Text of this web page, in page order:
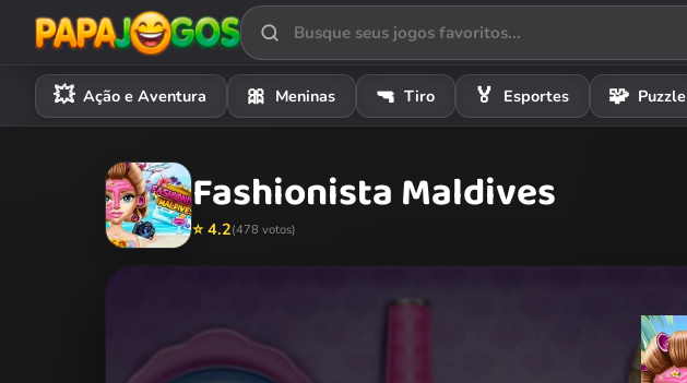
💥 Ação e Aventura 🎀 Meninas 🔫 Tiro 🏅 Esportes 🧩 Puzzle
Fashionista Maldives
⭐ 4.2(478 votos)